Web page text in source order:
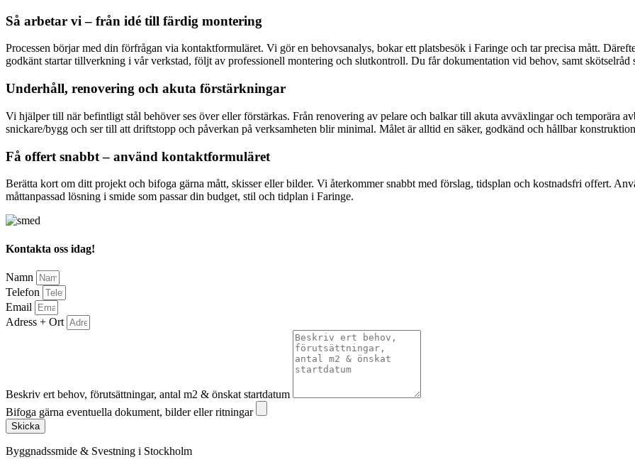
Så arbetar vi – från idé till färdig montering
Processen börjar med din förfrågan via kontaktformuläret. Vi gör en behovsanalys, bokar ett platsbesök i Faringe och tar precisa mått.
godkänt startar tillverkning i vår verkstad, följt av professionell montering och slutkontroll. Du får dokumentation vid behov, samt
Underhåll, renovering och akuta förstärkningar
Vi hjälper till när befintligt stål behöver ses över eller förstärkas. Från renovering av pelare och balkar till akuta avväxlingar och temporära
snickare/bygg och ser till att driftstopp och påverkan på verksamheten blir minimal. Målet är alltid en säker, godkänd och hållbar
Få offert snabbt – använd kontaktformuläret
Berätta kort om ditt projekt och bifoga gärna mått, skisser eller bilder. Vi återkommer snabbt med förslag, tidsplan och kostnadsfri offert.
måttanpassad lösning i smide som passar din budget, stil och tidplan i Faringe.
Kontakta oss idag!
Namn
Telefon
Email
Adress + Ort
Beskriv ert behov, förutsättningar, antal m2 & önskat startdatum
Bifoga gärna eventuella dokument, bilder eller ritningar
Skicka
Byggnadssmide & Svestning i Stockholm